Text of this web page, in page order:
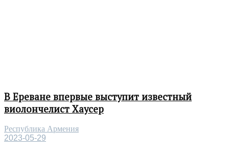
В Ереване впервые выступит известный
виолончелист Хаусер
Республика Армения
2023-05-29